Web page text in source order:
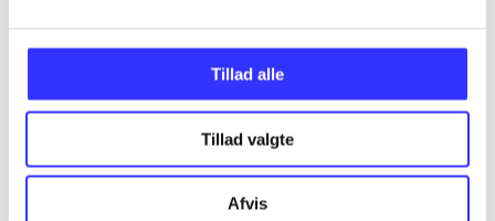
Tillad alle
Tillad valgte
Afvis
Minder om